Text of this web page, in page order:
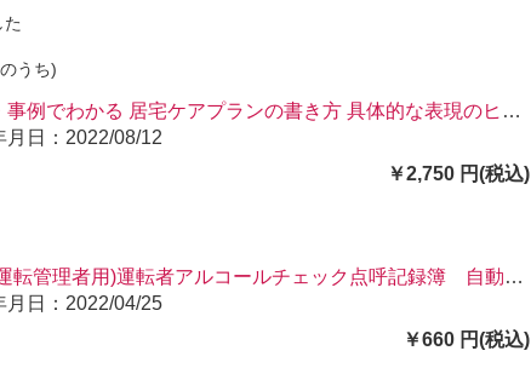
た
うち)
事例でわかる 居宅ケアプランの書き方 具体的な表現のヒン
月日：2022/08/12
￥2,750 円(税込)
転管理者用)運転者アルコールチェック点呼記録簿 自動車
月日：2022/04/25
￥660 円(税込)